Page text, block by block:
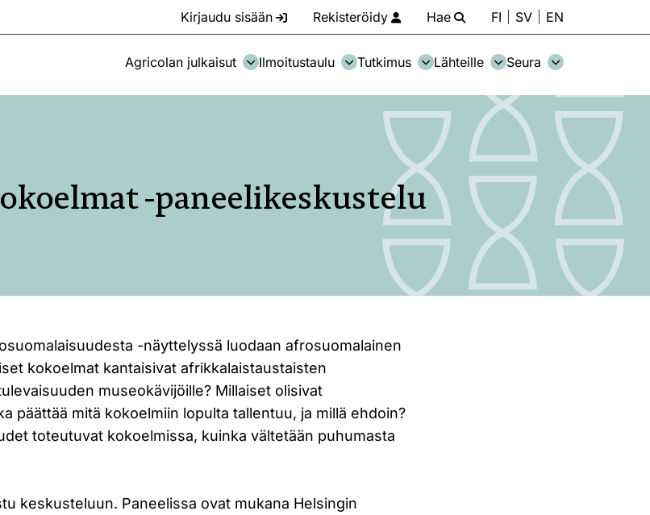
Kirjaudu sisään Rekisteröidy Hae FI SV EN
Agricolan julkaisut Ilmoitustaulu Tutkimus Lähteille Seura
-paneelikeskustelu
-näyttelyssä luodaan afrosuomalainen
kokoelmat kantaisivat afrikkalaistaustaisten
museokävijöille? Millaiset olisivat
päättää mitä kokoelmiin lopulta tallentuu, ja millä ehdoin?
toteutuvat kokoelmissa, kuinka vältetään puhumasta
keskusteluun. Paneelissa ovat mukana Helsingin